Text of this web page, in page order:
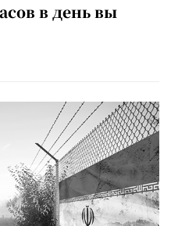
в день вы